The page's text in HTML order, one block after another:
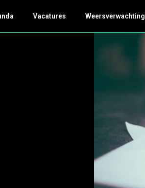
Vacatures Weersverwachting